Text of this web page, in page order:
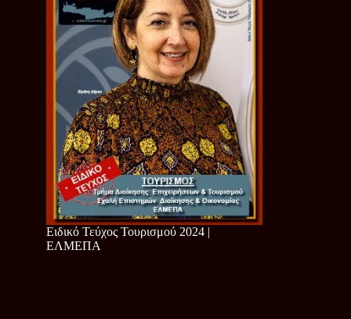
Ειδικό Τεύχος Τουρισμού 2024 |
ΕΛΜΕΠΑ